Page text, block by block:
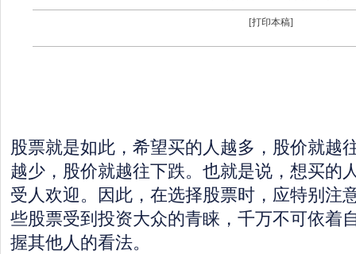
[打印本稿]
股票就是如此，希望买的人越多，股价就越
越少，股价就越往下跌。也就是说，想买的
受人欢迎。因此，在选择股票时，应特别注
些股票受到投资大众的青睐，千万不可依着
握其他人的看法。